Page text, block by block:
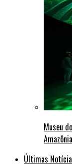
Museu
Amazônia
Últimas